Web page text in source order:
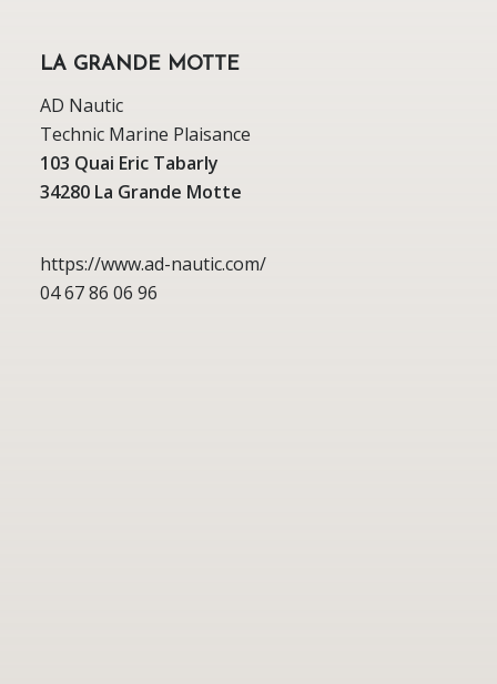
LA GRANDE MOTTE
AD Nautic
Technic Marine Plaisance
103 Quai Eric Tabarly
34280 La Grande Motte
https://www.ad-nautic.com/
04 67 86 06 96